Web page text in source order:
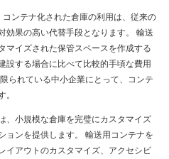
ンテナ化された倉庫の利用は、従来の
効果の高い代替手段となります。 輸送
マイズされた保管スペースを作成する
設する場合に比べて比較的手頃な費用
られている中小企業にとって、コンテ
、小規模な倉庫を完璧にカスタマイズ
ョンを提供します。 輸送用コンテナを
イアウトのカスタマイズ、アクセシビ